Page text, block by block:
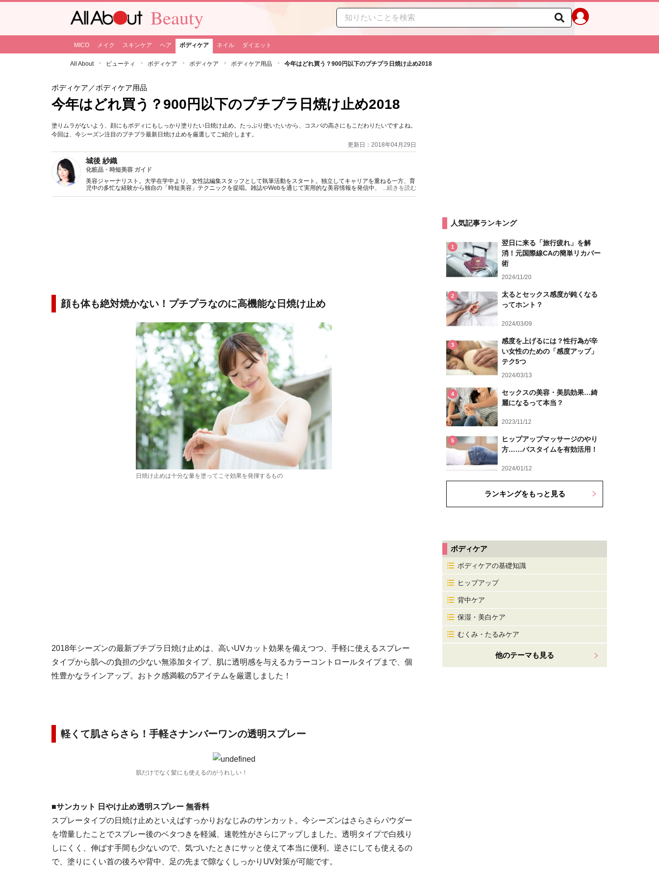
Beauty
MICO メイク スキンケア ヘア ボディケア ネイル ダイエット
All About ビューティ ボディケア ボディケア ボディケア用品 今年はどれ買う？900円以下のプチプラ日焼け止め2018
ボディケア ／ボディケア用品
今年はどれ買う？900円以下のプチプラ日焼け止め2018
塗りムラがないよう、顔にもボディにもしっかり塗りたい日焼け止め。たっぷり使いたいから、コスパの高さにもこだわりたいですよね。
今回は、今シーズン注目のプチプラ最新日焼け止めを厳選してご紹介します。
更新日：2018年04月29日
城後 紗織
化粧品・時短美容 ガイド
美容ジャーナリスト。大学在学中より、女性誌編集スタッフとして執筆活動をスタート。独立してキャリアを重ねる一方、育
児中の多忙な経験から独自の「時短美容」テクニックを提唱。雑誌やWebを通じて実用的な美容情報を発信中。著書に「時短
メイクbeauty」がある。
...続きを読む
顔も体も絶対焼かない！プチプラなのに高機能な日焼け止め
日焼け止めは十分な量を塗ってこそ効果を発揮するもの
2018年シーズンの最新プチプラ日焼け止めは、高いUVカット効果を備えつつ、手軽に使えるスプレー
タイプから肌への負担の少ない無添加タイプ、肌に透明感を与えるカラーコントロールタイプまで、個
性豊かなラインアップ。おトク感満載の5アイテムを厳選しました！
軽くて肌さらさら！手軽さナンバーワンの透明スプレー
肌だけでなく髪にも使えるのがうれしい！
■サンカット 日やけ止め透明スプレー 無香料
スプレータイプの日焼け止めといえばすっかりおなじみのサンカット。今シーズンはさらさらパウダー
を増量したことでスプレー後のベタつきを軽減、速乾性がさらにアップしました。透明タイプで白残り
しにくく、伸ばす手間も少ないので、気づいたときにサッと使えて本当に便利。逆さにしても使えるの
で、塗りにくい首の後ろや背中、足の先まで隙なくしっかりUV対策が可能です。
人気記事ランキング
1
翌日に来る「旅行疲れ」を解
消！元国際線CAの簡単リカバー
術
2024/11/20
2
太るとセックス感度が鈍くなる
ってホント？
2024/03/09
3
感度を上げるには？性行為が辛
い女性のための「感度アップ」
テク5つ
2024/03/13
4
セックスの美容・美肌効果…綺
麗になるって本当？
2023/11/12
5
ヒップアップマッサージのやり
方……バスタイムを有効活用！
2024/01/12
ランキングをもっと見る
ボディケア
ボディケアの基礎知識
ヒップアップ
背中ケア
保湿・美白ケア
むくみ・たるみケア
他のテーマも見る